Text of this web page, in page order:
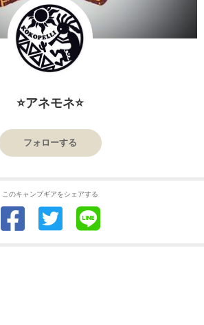
⭐アネモネ⭐
フォローする
このキャンプギアをシェアする